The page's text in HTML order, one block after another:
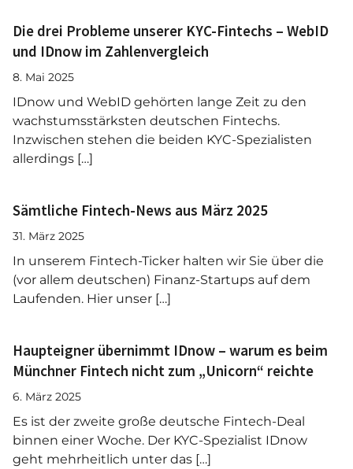
Die drei Probleme unserer KYC-Fintechs – WebID
und IDnow im Zahlenvergleich
8. Mai 2025
IDnow und WebID gehörten lange Zeit zu den
wachstumsstärksten deutschen Fintechs.
Inzwischen stehen die beiden KYC-Spezialisten
allerdings […]
Sämtliche Fintech-News aus März 2025
31. März 2025
In unserem Fintech-Ticker halten wir Sie über die
(vor allem deutschen) Finanz-Startups auf dem
Laufenden. Hier unser […]
Haupteigner übernimmt IDnow – warum es beim
Münchner Fintech nicht zum „Unicorn“ reichte
6. März 2025
Es ist der zweite große deutsche Fintech-Deal
binnen einer Woche. Der KYC-Spezialist IDnow
geht mehrheitlich unter das […]